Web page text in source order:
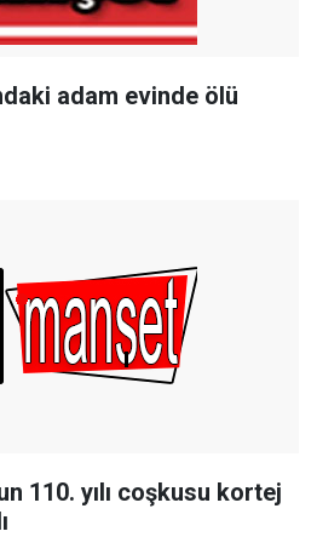
adam evinde ölü
110. yılı coşkusu kortej